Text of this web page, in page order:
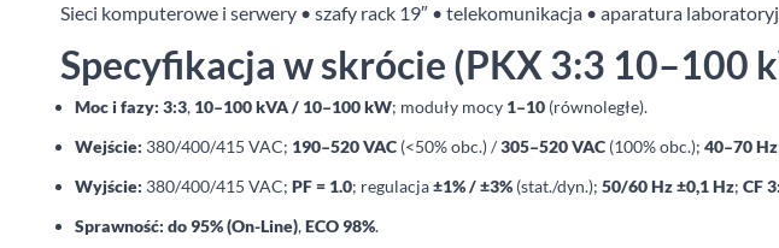
Sieci komputerowe i serwery • szafy rack 19″ • telekomunikacja • aparatura
Specyfikacja w skrócie (PKX 3:3 10–100
Moc i fazy: 3:3, 10–100 kVA / 10–100 kW; moduły mocy 1–10 (równoległe).
Wejście: 380/400/415 VAC; 190–520 VAC (<50% obc.) /305–520 VAC (100% obc.); 40–70 Hz
Wyjście: 380/400/415 VAC; PF = 1.0; regulacja±1% / ±3% (stat./dyn.); 50/60 Hz ±0,1 Hz; CF
Sprawność: do 95% (On-Line),ECO 98%.